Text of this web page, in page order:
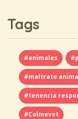
Tags
#animales
#maltrato
#tenencia
#Colmevet